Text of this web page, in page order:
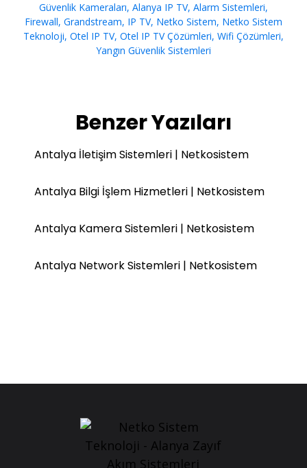
Güvenlik Kameraları, Alanya IP TV, Alarm Sistemleri,
Firewall, Grandstream, IP TV, Netko Sistem, Netko Sistem
Teknoloji, Otel IP TV, Otel IP TV Çözümleri, Wifi Çözümleri,
Yangın Güvenlik Sistemleri
Benzer Yazıları
Antalya İletişim Sistemleri | Netkosistem
Antalya Bilgi İşlem Hizmetleri | Netkosistem
Antalya Kamera Sistemleri | Netkosistem
Antalya Network Sistemleri | Netkosistem